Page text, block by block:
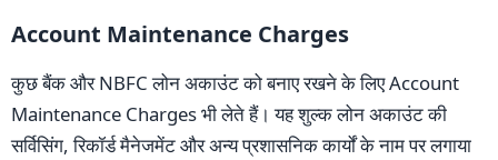
Account Maintenance Charges
कुछ बैंक और NBFC लोन अकाउंट को बनाए रखने के लिए Account
Maintenance Charges भी लेते हैं। यह शुल्क लोन अकाउंट की
सर्विसिंग, रिकॉर्ड मैनेजमेंट और अन्य प्रशासनिक कार्यों के नाम पर लगाया